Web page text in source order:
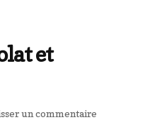
et
un commentaire